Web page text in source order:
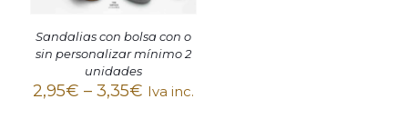
Sandalias con bolsa con o
sin personalizar mínimo 2
unidades
2,95€ –3,35€ Iva inc.